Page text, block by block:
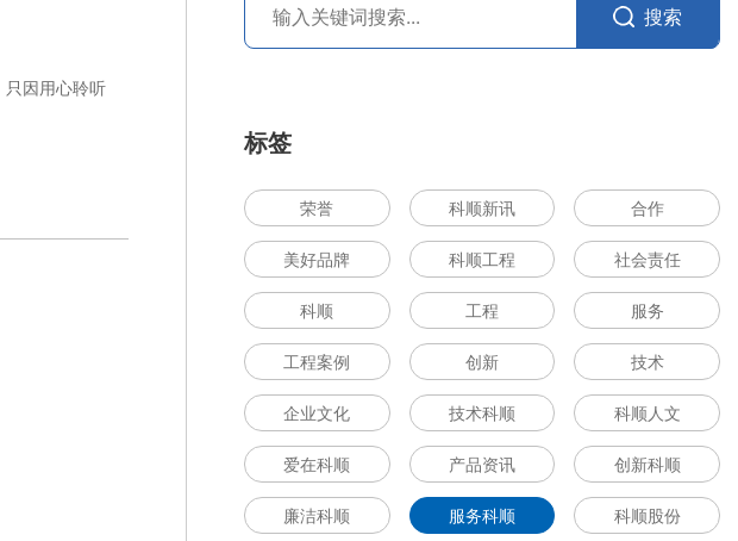
只因用心聆听
搜索
标签
荣誉 科顺新讯 合作
美好品牌 科顺工程 社会责任
科顺 工程 服务
工程案例 创新 技术
企业文化 技术科顺 科顺人文
爱在科顺 产品资讯 创新科顺
廉洁科顺 服务科顺 科顺股份